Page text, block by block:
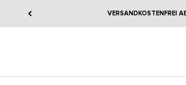
VERSANDKOSTENFREI